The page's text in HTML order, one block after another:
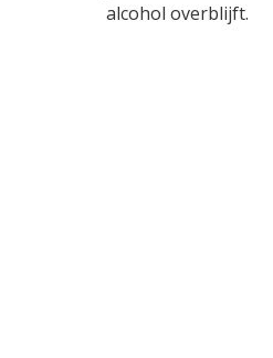
alcohol overblijft.